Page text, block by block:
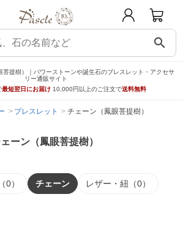
search
菩提樹）｜パワーストーンや誕生石のブレスレット・アクセサ
リー通販サイト
最短翌日にお届け 10,000円以上のご注文で送料無料
ブレスレット チェーン（鳳眼菩提樹）
ーン（鳳眼菩提樹）
0） チェーン レザー・紐（0）